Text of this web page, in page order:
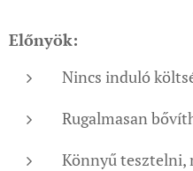
Előnyök:
Nincs induló
Rugalmasan
Könnyű tesztelni,